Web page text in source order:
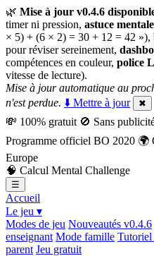
🌿 Mise à jour v0.4.6
timer ni pression, astuce mentale
× 5) + (6 × 2) = 30 + 12 = 42 »),
pour réviser sereinement,
compétences en couleur, police
vitesse de lecture).
Mise à jour automatique au
n'est perdue. ⬇️ Mettre à jour ✖
💸 100% gratuit 🚫 Sans
Programme officiel BO 2020 🌍
Europe
🧠 Calcul Mental Challenge
☰
Accueil
Le jeu ▾
Modes de jeu Nouveautés v0.4.6
enseignant Mode famille Tutoriel
parent Jeu gratuit